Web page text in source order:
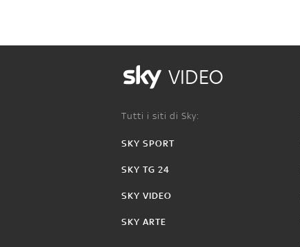
VIDEO
Tutti i siti di Sky:
SKY SPORT
SKY TG 24
SKY VIDEO
SKY ARTE